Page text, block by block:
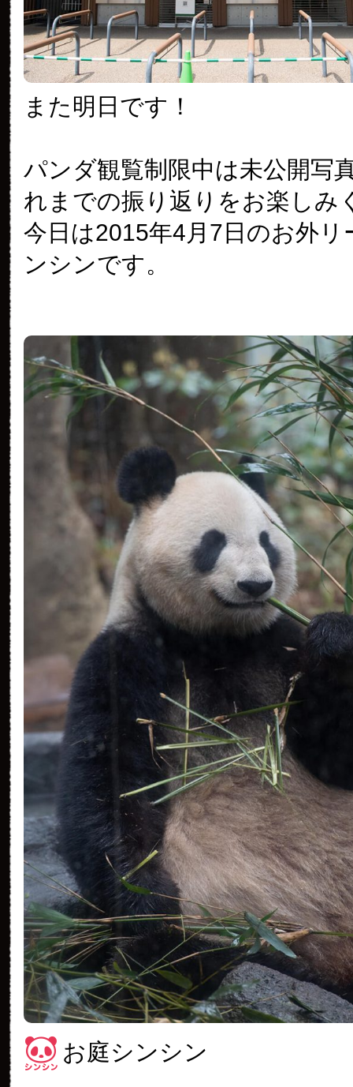
また明日です！
パンダ観覧制限中は未公開写
れまでの振り返りをお楽しみ
今日は2015年4月7日のお外リ
ンシンです。
お庭シンシン